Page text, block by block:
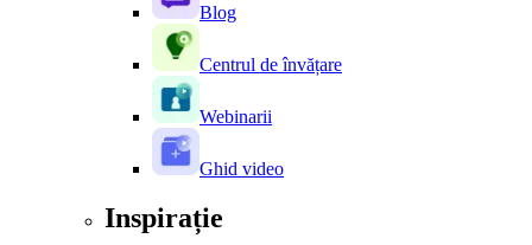
Blog
Centrul de învățare
Webinarii
Ghid video
Inspirație